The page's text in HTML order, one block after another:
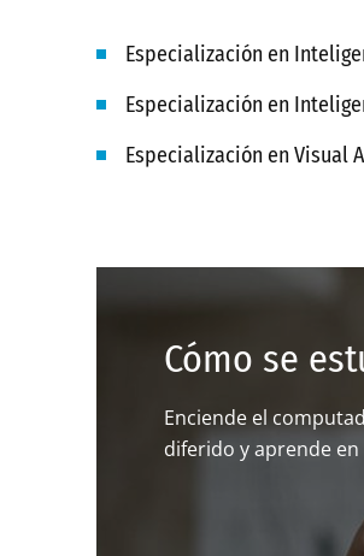
Especialización en
Especialización en
Especialización en Visual
Cómo se
Enciende el
diferido y aprende en